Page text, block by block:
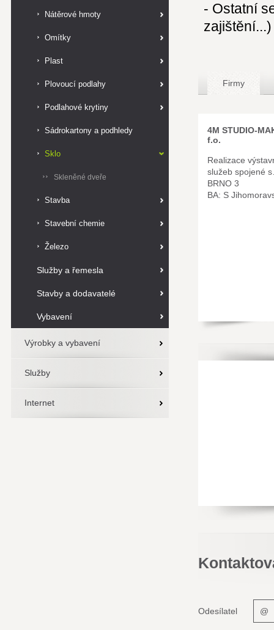
Nátěrové hmoty
Omítky
Plast
Plovoucí podlahy
Podlahové krytiny
Sádrokartony a podhledy
Sklo
Skleněné dveře
Stavba
Stavební chemie
Železo
Služby a řemesla
Stavby a dodavatelé
Vybavení
Výrobky a vybavení
Služby
Internet
- Ostatní
zajištění...)
Firmy
4M STUDIO-
f.o.
Realizace
služeb spojené
BRNO 3
BA: S
Odesílatel